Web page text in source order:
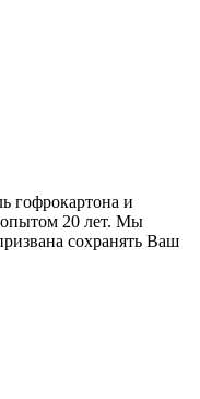
гофрокартона и
20 лет. Мы
сохранять Ваш